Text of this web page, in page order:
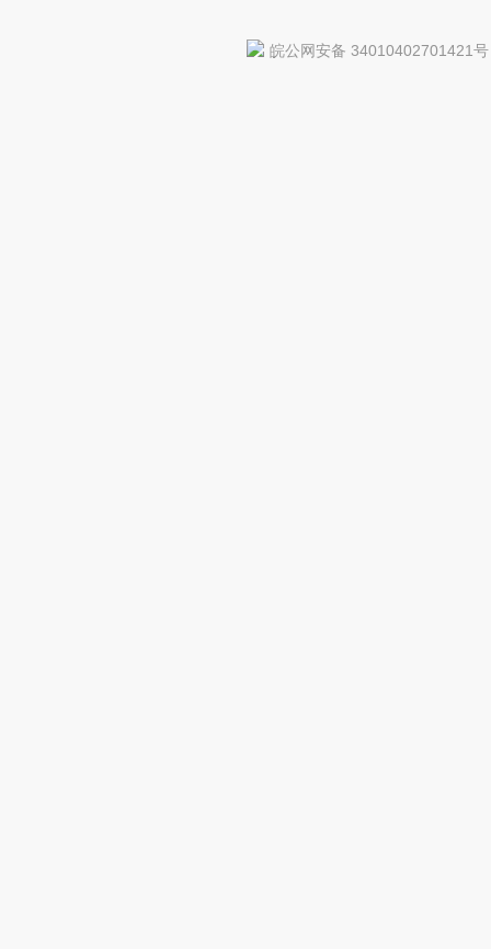
皖公网安备 34010402701421号